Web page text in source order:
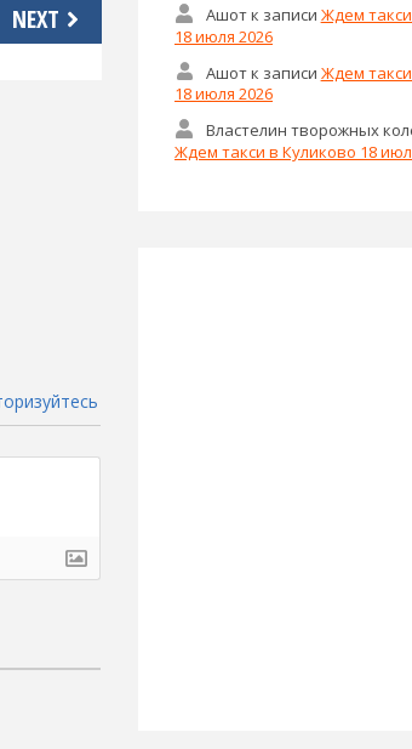
NEXT
Ашотк записи Ждем
18 июля 2026
Ашотк записи Ждем
18 июля 2026
Властелин творожных
Ждем такси в Куликово 18